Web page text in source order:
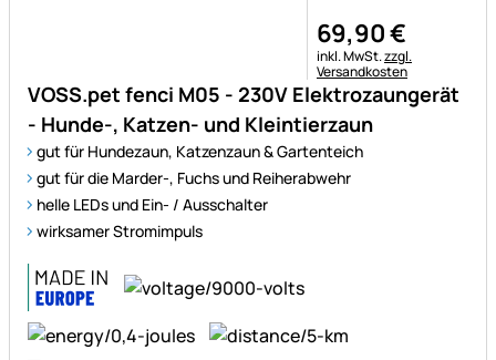
VOSS.pet fenci M05 - 230V Elektrozaungerät
- Hunde-, Katzen- und Kleintierzaun
gut für Hundezaun, Katzenzaun & Gartenteich
gut für die Marder-, Fuchs und Reiherabwehr
helle LEDs und Ein- / Ausschalter
wirksamer Stromimpuls
69,90€
Steuerhinweis:
inkl. MwSt.zzgl.
Versandkosten